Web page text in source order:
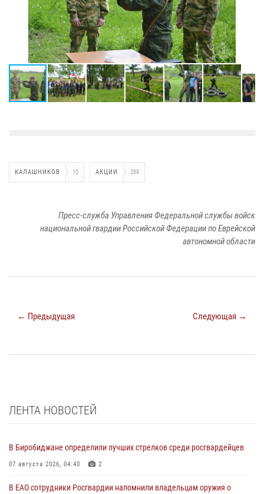
КАЛАШНИКОВ 10 АКЦИИ 288
Пресс-служба Управления Федеральной службы войск
национальной гвардии Российской Федерации по Еврейской
автономной области
← Предыдущая Следующая →
ЛЕНТА НОВОСТЕЙ
В Биробиджане определили лучших стрелков среди росгвардейцев
07 августа 2026, 04:40 2
В ЕАО сотрудники Росгвардии напомнили владельцам оружия о